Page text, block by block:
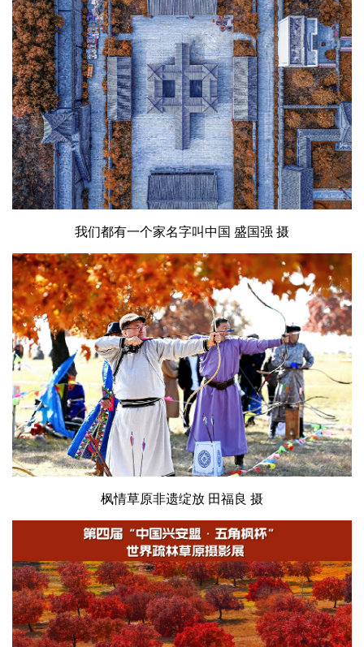
我们都有一个家名字叫中国 盛国强 摄
枫情草原非遗绽放 田福良 摄